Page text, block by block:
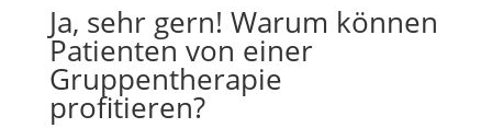
Ja, sehr gern! Warum können
Patienten von einer
Gruppentherapie
profitieren?